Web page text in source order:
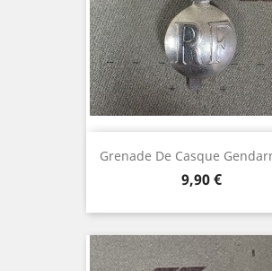
Grenade De Casque
Prix
9,90 €